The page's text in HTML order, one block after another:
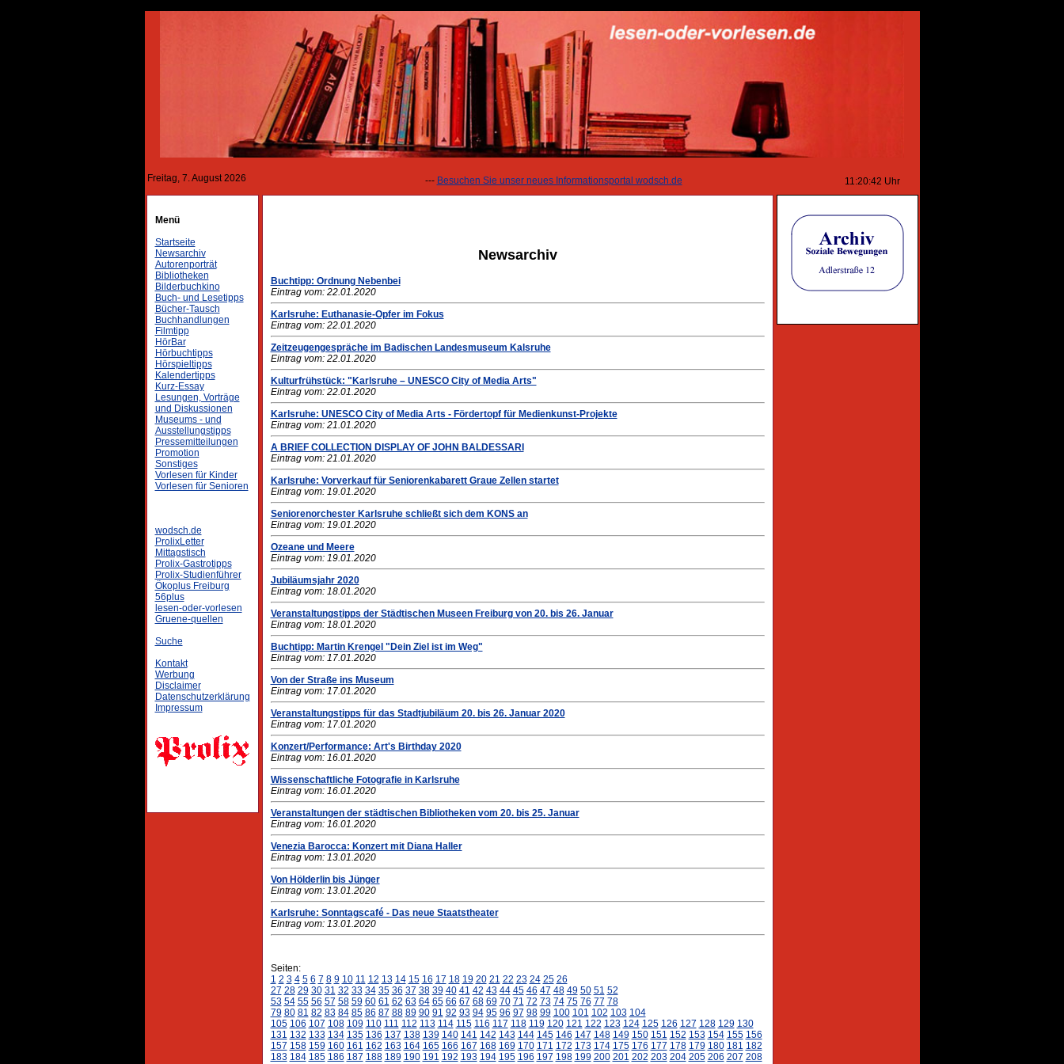
Freitag, 7. August 2026 Besuchen Sie unser neues Informationsportal wodsch.de 11:20:42 Uhr
Menü
Startseite
Newsarchiv
Autorenporträt
Bibliotheken
Bilderbuchkino
Buch- und Lesetipps
Bücher-Tausch
Buchhandlungen
Filmtipp
HörBar
Hörbuchtipps
Hörspieltipps
Kalendertipps
Kurz-Essay
Lesungen, Vorträge
und Diskussionen
Museums - und
Ausstellungstipps
Pressemitteilungen
Promotion
Sonstiges
Vorlesen für Kinder
Vorlesen für Senioren
wodsch.de
ProlixLetter
Mittagstisch
Prolix-Gastrotipps
Prolix-Studienführer
Ökoplus Freiburg
56plus
lesen-oder-vorlesen
Gruene-quellen
Suche
Kontakt
Werbung
Disclaimer
Datenschutzerklärung
Impressum
Newsarchiv
Buchtipp: Ordnung Nebenbei
Eintrag vom: 22.01.2020
Karlsruhe: Euthanasie-Opfer im Fokus
Eintrag vom: 22.01.2020
Zeitzeugengespräche im Badischen Landesmuseum Kalsruhe
Eintrag vom: 22.01.2020
Kulturfrühstück: "Karlsruhe – UNESCO City of Media Arts"
Eintrag vom: 22.01.2020
Karlsruhe: UNESCO City of Media Arts - Fördertopf für Medienkunst-Projekte
Eintrag vom: 21.01.2020
A BRIEF COLLECTION DISPLAY OF JOHN BALDESSARI
Eintrag vom: 21.01.2020
Karlsruhe: Vorverkauf für Seniorenkabarett Graue Zellen startet
Eintrag vom: 19.01.2020
Seniorenorchester Karlsruhe schließt sich dem KONS an
Eintrag vom: 19.01.2020
Ozeane und Meere
Eintrag vom: 19.01.2020
Jubiläumsjahr 2020
Eintrag vom: 18.01.2020
Veranstaltungstipps der Städtischen Museen Freiburg von 20. bis 26. Januar
Eintrag vom: 18.01.2020
Buchtipp: Martin Krengel "Dein Ziel ist im Weg"
Eintrag vom: 17.01.2020
Von der Straße ins Museum
Eintrag vom: 17.01.2020
Veranstaltungstipps für das Stadtjubiläum 20. bis 26. Januar 2020
Eintrag vom: 17.01.2020
Konzert/Performance: Art's Birthday 2020
Eintrag vom: 16.01.2020
Wissenschaftliche Fotografie in Karlsruhe
Eintrag vom: 16.01.2020
Veranstaltungen der städtischen Bibliotheken vom 20. bis 25. Januar
Eintrag vom: 16.01.2020
Venezia Barocca: Konzert mit Diana Haller
Eintrag vom: 13.01.2020
Von Hölderlin bis Jünger
Eintrag vom: 13.01.2020
Karlsruhe: Sonntagscafé - Das neue Staatstheater
Eintrag vom: 13.01.2020
Seiten:
1 2 3 4 5 6 7 8 9 10 11 12 13 14 15 16 17 18 19 20 21 22 23 24 25 26
27 28 29 30 31 32 33 34 35 36 37 38 39 40 41 42 43 44 45 46 47 48 49 50 51 52
53 54 55 56 57 58 59 60 61 62 63 64 65 66 67 68 69 70 71 72 73 74 75 76 77 78
79 80 81 82 83 84 85 86 87 88 89 90 91 92 93 94 95 96 97 98 99 100 101 102 103 104
105 106 107 108 109 110 111 112 113 114 115 116 117 118 119 120 121 122 123 124 125 126 127 128 129 130
131 132 133 134 135 136 137 138 139 140 141 142 143 144 145 146 147 148 149 150 151 152 153 154 155 156
157 158 159 160 161 162 163 164 165 166 167 168 169 170 171 172 173 174 175 176 177 178 179 180 181 182
183 184 185 186 187 188 189 190 191 192 193 194 195 196 197 198 199 200 201 202 203 204 205 206 207 208